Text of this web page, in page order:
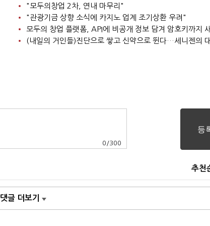
"모두의창업 2차, 연내 마무리"
"관광기금 상향 소식에 카지노 업계 조기상환 우려"
모두의 창업 플랫폼, API에 비공개 정보 담겨 암호키까지
(내일의 거인들)진단으로 쌓고 신약으로 뛴다…세니젠의
0 /300
추천
댓글 더보기